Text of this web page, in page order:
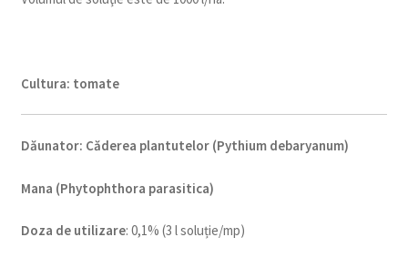
Cultura: tomate
Dăunator: Căderea plantutelor (Pythium debaryanum)
Mana (Phytophthora parasitica)
Doza de utilizare: 0,1% (3 l soluție/mp)